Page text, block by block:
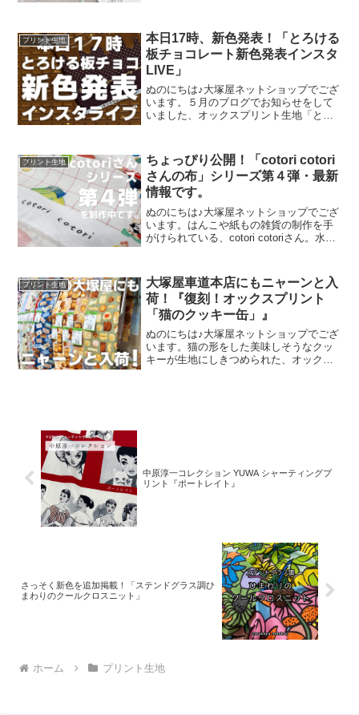
た「ペールピンク」の再販が、この度決
定いたしました。2026
プリント生地
本日17時、新色発表！「とろける
板チョコレート新色発表インスタ
LIVE」
ぬのにちは♪大塚屋ネットショップでござ
います。５月のブログでお知らせをして
いました、オックスプリント生地「とろ
約開始可能な段取りが整いました。再販
決定を記念いたしまして
プリント生地
ちょっぴり公開！「cotori cotori
さんの布」シリーズ第４弾・最新
情報です。
ぬのにちは♪大塚屋ネットショップでござ
います。はんこや紙もの雑貨の制作を手
がけられている、cotori cotoriさん。水彩
開されています。cotori cotori
プリント生地
大塚屋車道本店にもニャーンと入
荷！『復刻！オックスプリント
「猫のクッキー缶」』
ぬのにちは♪大塚屋ネットショップでござ
います。猫の形をした美味しそうなクッ
キーが生地にしきつめられた、オックス
中原淳一コレクション YUWA シャーティングプ
リント『ポートレイト』
さっそく新色を追加掲載！「ステンドグラス調ひ
まわりのクールクロスニット」
ホーム プリント生地